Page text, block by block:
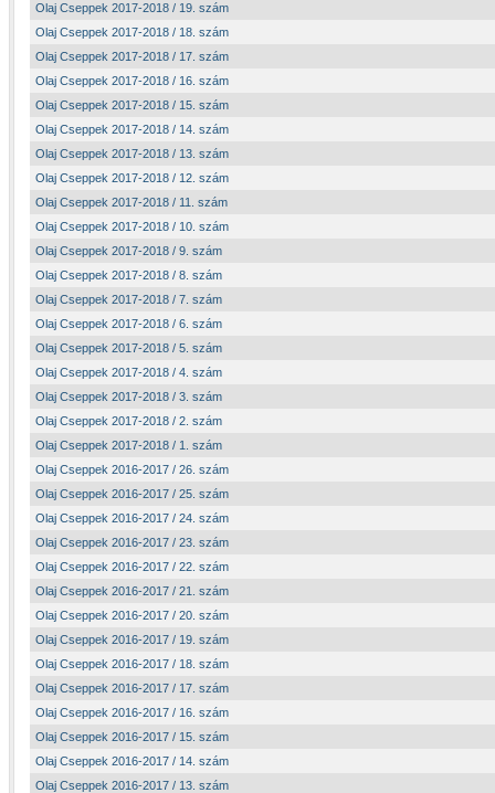
Olaj Cseppek 2017-2018 / 19. szám
Olaj Cseppek 2017-2018 / 18. szám
Olaj Cseppek 2017-2018 / 17. szám
Olaj Cseppek 2017-2018 / 16. szám
Olaj Cseppek 2017-2018 / 15. szám
Olaj Cseppek 2017-2018 / 14. szám
Olaj Cseppek 2017-2018 / 13. szám
Olaj Cseppek 2017-2018 / 12. szám
Olaj Cseppek 2017-2018 / 11. szám
Olaj Cseppek 2017-2018 / 10. szám
Olaj Cseppek 2017-2018 / 9. szám
Olaj Cseppek 2017-2018 / 8. szám
Olaj Cseppek 2017-2018 / 7. szám
Olaj Cseppek 2017-2018 / 6. szám
Olaj Cseppek 2017-2018 / 5. szám
Olaj Cseppek 2017-2018 / 4. szám
Olaj Cseppek 2017-2018 / 3. szám
Olaj Cseppek 2017-2018 / 2. szám
Olaj Cseppek 2017-2018 / 1. szám
Olaj Cseppek 2016-2017 / 26. szám
Olaj Cseppek 2016-2017 / 25. szám
Olaj Cseppek 2016-2017 / 24. szám
Olaj Cseppek 2016-2017 / 23. szám
Olaj Cseppek 2016-2017 / 22. szám
Olaj Cseppek 2016-2017 / 21. szám
Olaj Cseppek 2016-2017 / 20. szám
Olaj Cseppek 2016-2017 / 19. szám
Olaj Cseppek 2016-2017 / 18. szám
Olaj Cseppek 2016-2017 / 17. szám
Olaj Cseppek 2016-2017 / 16. szám
Olaj Cseppek 2016-2017 / 15. szám
Olaj Cseppek 2016-2017 / 14. szám
Olaj Cseppek 2016-2017 / 13. szám